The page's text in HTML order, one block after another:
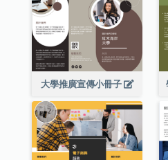
大學推廣宣傳小冊子